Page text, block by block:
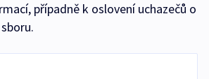
případně k oslovení uchazečů o